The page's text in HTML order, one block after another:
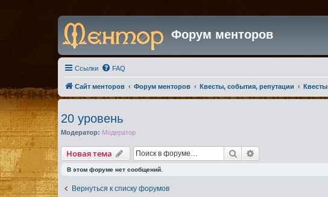
Форум менторов
Ссылки FAQ
Сайт менторов Форум менторов Квесты, события, репутации Квесты
20 уровень
Модератор: Модератор
Новая тема Поиск
В этом форуме нет сообщений.
Вернуться к списку форумов